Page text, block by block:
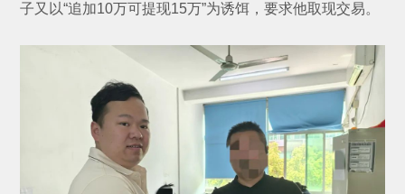
子又以“追加10万可提现15万”为诱饵，要求他取现交易。